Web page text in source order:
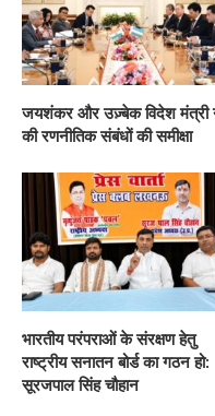
जयशंकर और उज़्बेक विदेश मंत्री
की रणनीतिक संबंधों की समीक्षा
भारतीय परंपराओं के संरक्षण हेतु
राष्ट्रीय सनातन बोर्ड का गठन हो:
सूरजपाल सिंह चौहान